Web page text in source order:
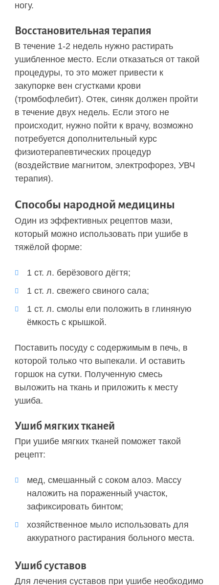
ногу.
Восстановительная терапия
В течение 1-2 недель нужно растирать
ушибленное место. Если отказаться от такой
процедуры, то это может привести к
закупорке вен сгустками крови
(тромбофлебит). Отек, синяк должен пройти
в течение двух недель. Если этого не
происходит, нужно пойти к врачу, возможно
потребуется дополнительный курс
физиотерапевтических процедур
(воздействие магнитом, электрофорез, УВЧ
терапия).
Способы народной медицины
Один из эффективных рецептов мази,
который можно использовать при ушибе в
тяжёлой форме:
1 ст. л. берёзового дёгтя;
1 ст. л. свежего свиного сала;
1 ст. л. смолы ели положить в глиняную
ёмкость с крышкой.
Поставить посуду с содержимым в печь, в
которой только что выпекали. И оставить
горшок на сутки. Полученную смесь
выложить на ткань и приложить к месту
ушиба.
Ушиб мягких тканей
При ушибе мягких тканей поможет такой
рецепт:
мед, смешанный с соком алоэ. Массу
наложить на пораженный участок,
зафиксировать бинтом;
хозяйственное мыло использовать для
аккуратного растирания больного места.
Ушиб суставов
Для лечения суставов при ушибе необходимо